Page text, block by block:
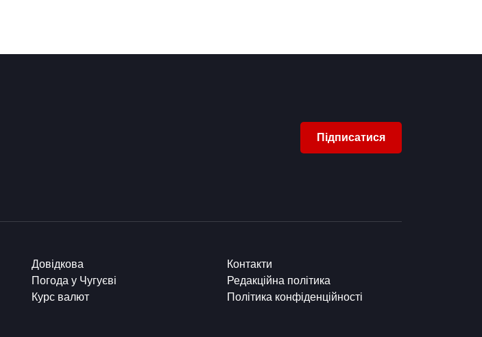
Підписатися
Довідкова
Погода у Чугуєві
Курс валют
Контакти
Редакційна політика
Політика конфіденційності